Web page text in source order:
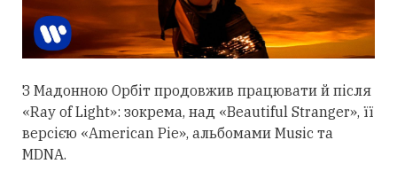
З Мадонною Орбіт продовжив працювати й після
«Ray of Light»: зокрема, над «Beautiful Stranger», її
версією «American Pie», альбомами Music та
MDNA.